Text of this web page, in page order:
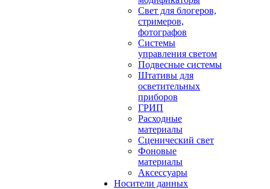
Свет для блогеров,
стримеров,
фотографов
Системы
управления светом
Подвесные системы
Штативы для
осветительных
приборов
ГРИП
Расходные
материалы
Сценический свет
Фоновые
материалы
Аксессуары
Носители данных